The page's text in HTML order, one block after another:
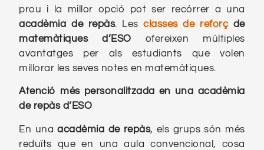
prou i la millor opció pot ser recórrer a una
acadèmia de repàs. Lesclasses de reforçde
matemàtiques d’ESO ofereixen múltiples
avantatges per als estudiants que volen
millorar les seves notes en matemàtiques.
Atenció més personalitzada en una acadèmia
de repàs d’ESO
En unaacadèmia de repàs, els grups són més
reduïts que en una aula convencional, cosa